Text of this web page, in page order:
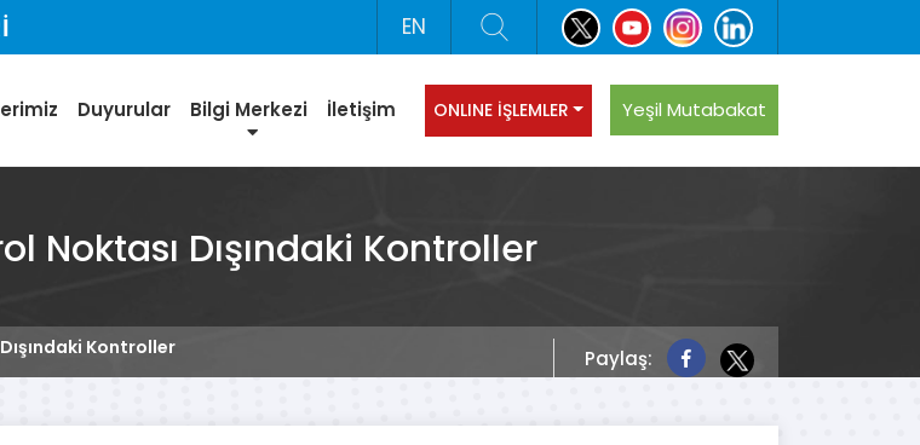
EN
Duyurular Bilgi Merkezi İletişim ONLINE İŞLEMLER Yeşil Mutabakat
Noktası Dışındaki Kontroller
Kontroller Paylaş: